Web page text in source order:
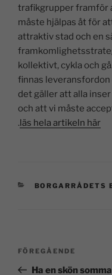
trafikgrupper framför
måste hjälpas åt för
attraktiv stad och en
kollektivt, cykla och
finnas
det gäller att alla
och att vi måste
.läs hela artikeln här
BORGARRÅDETS
FÖREGÅENDE
Ha en skön